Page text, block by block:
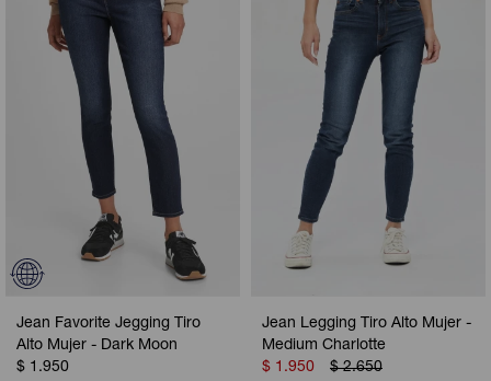
Jean Favorite Jegging Tiro
Alto Mujer - Dark Moon
$ 1.950
Jean Legging Tiro Alto Mujer -
Medium Charlotte
$ 1.950 $ 2.650